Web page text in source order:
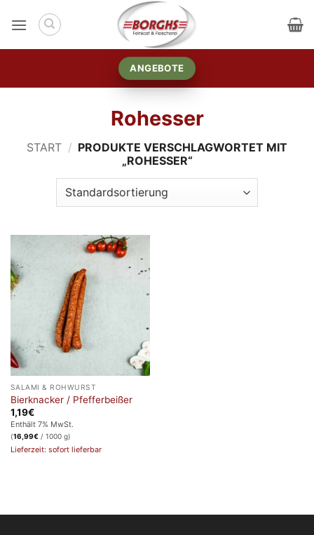
Inhalt
ANGEBOTE
Rohesser
START / PRODUKTE VERSCHLAGWORTET MIT
„ROHESSER“
SALAMI & ROHWURST
Bierknacker / Pfefferbeißer
1,19€
Enthält 7% MwSt.
(16,99€/ 1000 g)
Lieferzeit: sofort lieferbar